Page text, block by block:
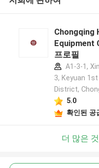
Chongqing
Equipment
프로필
A1-3-1,
3, Keyuan
District,
5.0
확인된 공
더 많은